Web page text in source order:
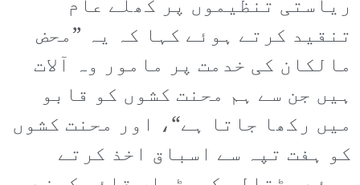
ریاستی تنظیموں پر کھلے عام
تنقید کرتے ہوئے کہا کہ یہ ”محض
مالکان کی خدمت پر مامور وہ آلات
ہیں جن سے ہم محنت کشوں کو قابو
میں رکھا جاتا ہے“، اور محنت کشوں
کو ہفت تپہ سے اسباق اخذ کرتے